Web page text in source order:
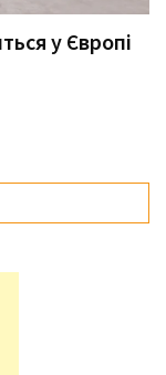
у Європі